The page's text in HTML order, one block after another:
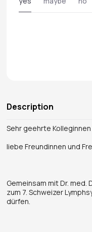
Description
Sehr geehrte
liebe Freundinnen und
Gemeinsam mit Dr. med.
zum 7. Schweizer
dürfen.